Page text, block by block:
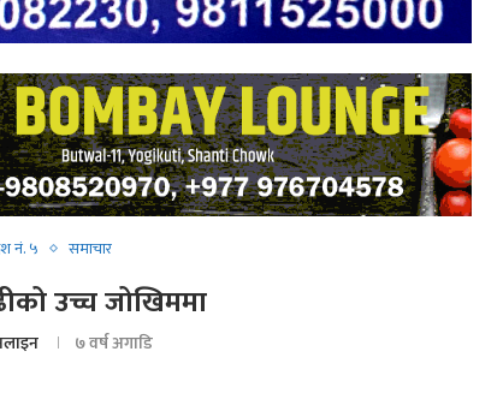
नं. ५ समाचार
उच्च जोखिममा
७ वर्ष अगाडि